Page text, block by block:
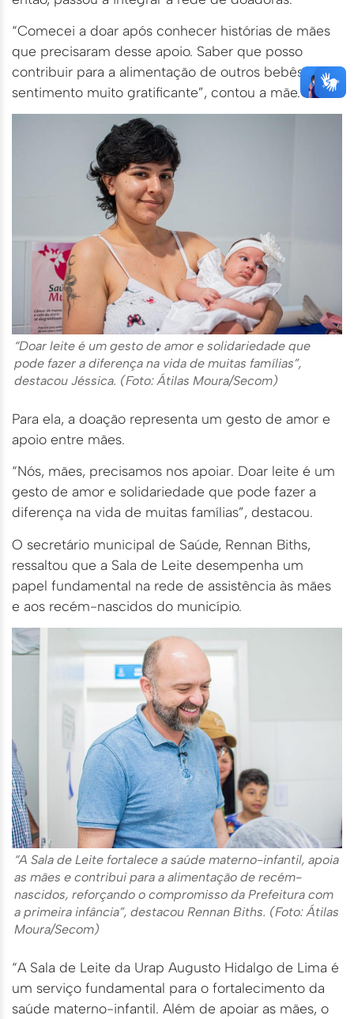
“Comecei a doar após conhecer histórias de mães
que precisaram desse apoio. Saber que posso
contribuir para a alimentação de outros bebês é um
sentimento muito gratificante”, contou a mãe.
“Doar leite é um gesto de amor e solidariedade que
pode fazer a diferença na vida de muitas famílias”,
destacou Jéssica. (Foto: Átilas Moura/Secom)
Para ela, a doação representa um gesto de amor e
apoio entre mães.
“Nós, mães, precisamos nos apoiar. Doar leite é um
gesto de amor e solidariedade que pode fazer a
diferença na vida de muitas famílias”, destacou.
O secretário municipal de Saúde, Rennan Biths,
ressaltou que a Sala de Leite desempenha um
papel fundamental na rede de assistência às mães
e aos recém-nascidos do município.
“A Sala de Leite fortalece a saúde materno-infantil, apoia
as mães e contribui para a alimentação de recém-
nascidos, reforçando o compromisso da Prefeitura com
a primeira infância”, destacou Rennan Biths. (Foto: Átilas
Moura/Secom)
“A Sala de Leite da Urap Augusto Hidalgo de Lima é
um serviço fundamental para o fortalecimento da
saúde materno-infantil. Além de apoiar as mães, o